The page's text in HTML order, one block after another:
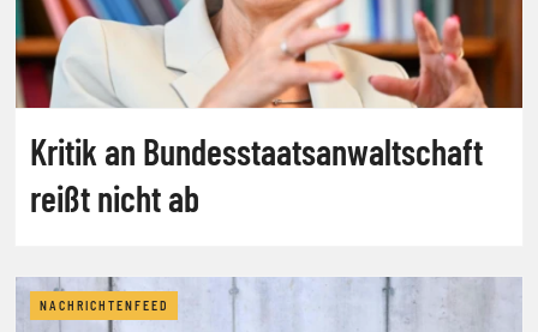
Kritik an Bundesstaatsanwaltschaft
reißt nicht ab
NACHRICHTENFEED